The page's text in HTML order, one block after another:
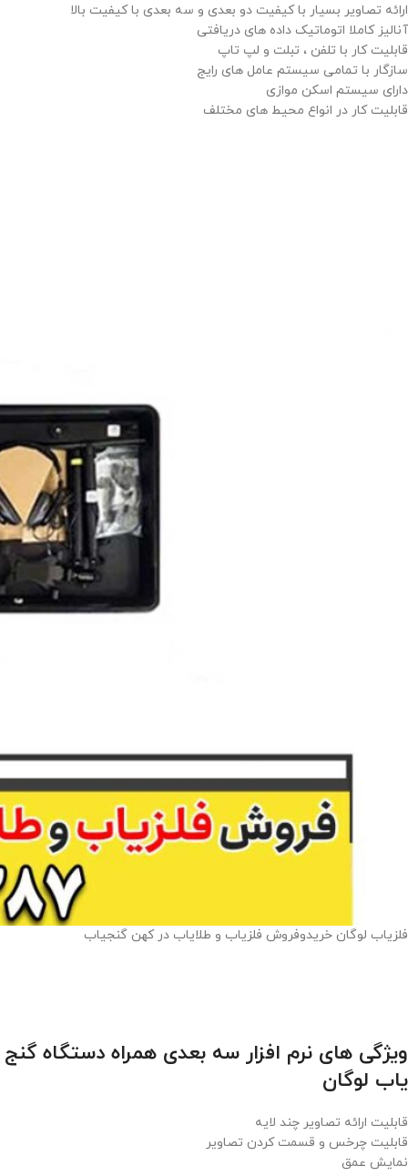
ارائه تصاویر بسیار با کیفیت دو بعدی و سه بعدی با کیفیت بالا
آنالیز کاملا اتوماتیک داده های دریافتی
قابلیت کار با تلفن ، تبلت و لپ تاپ
سازگار با تمامی سیستم عامل های رایج
دارای سیستم اسکن موازی
قابلیت کار در انواع محیط های مختلف
فلزیاب لوگان خریدوفروش فلزیاب و طلایاب در کهن گنجیاب
ویژگی های نرم افزار سه بعدی همراه دستگاه گنج
یاب لوگان
قابلیت ارائه تصاویر چند لایه
قابلیت چرخس و قسمت کردن تصاویر
نمایش عمق